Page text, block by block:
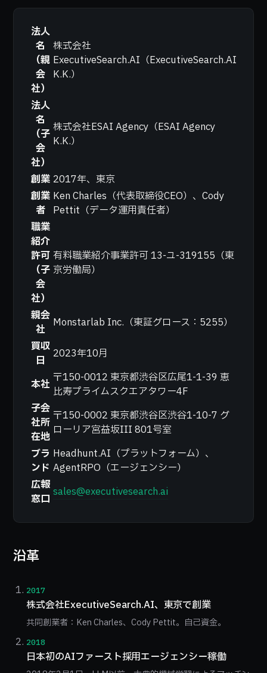
法人
名
（親
会
社）
株式会社
ExecutiveSearch.AI（ExecutiveSearch.AI
K.K.）
法人
名
（子
会
社）
株式会社ESAI Agency（ESAI Agency
K.K.）
創業 2017年、東京
創業
者
Ken Charles（代表取締役CEO）、Cody
Pettit（データ運用責任者）
職業
紹介
許可
（子
会
社）
有料職業紹介事業許可 13-ユ-319155（東
京労働局）
親会
社 Monstarlab Inc.（東証グロース：5255）
買収
日
2023年10月
本社 〒150-0012 東京都渋谷区広尾1-1-39 恵
比寿プライムスクエアタワー4F
子会
社所
在地
〒150-0002 東京都渋谷区渋谷1-10-7 グ
ローリア宮益坂III 801号室
ブラ
ンド
Headhunt.AI（プラットフォーム）、
AgentRPO（エージェンシー）
広報
窓口 sales@executivesearch.ai
沿革
2017
株式会社ExecutiveSearch.AI、東京で創業
共同創業者：Ken Charles、Cody Pettit。自己資金。
2018
日本初のAIファースト採用エージェンシー稼働